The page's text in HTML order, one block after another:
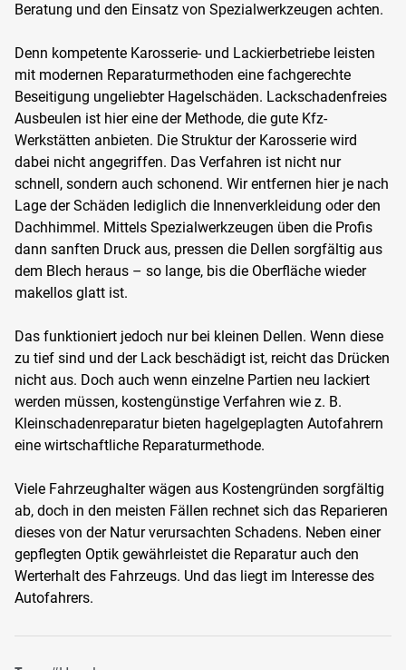
Beratung und den Einsatz von Spezialwerkzeugen achten.
Denn kompetente Karosserie- und Lackierbetriebe leisten
mit modernen Reparaturmethoden eine fachgerechte
Beseitigung ungeliebter Hagelschäden. Lackschadenfreies
Ausbeulen ist hier eine der Methode, die gute Kfz-
Werkstätten anbieten. Die Struktur der Karosserie wird
dabei nicht angegriffen. Das Verfahren ist nicht nur
schnell, sondern auch schonend. Wir entfernen hier je nach
Lage der Schäden lediglich die Innenverkleidung oder den
Dachhimmel. Mittels Spezialwerkzeugen üben die Profis
dann sanften Druck aus, pressen die Dellen sorgfältig aus
dem Blech heraus – so lange, bis die Oberfläche wieder
makellos glatt ist.
Das funktioniert jedoch nur bei kleinen Dellen. Wenn diese
zu tief sind und der Lack beschädigt ist, reicht das Drücken
nicht aus. Doch auch wenn einzelne Partien neu lackiert
werden müssen, kostengünstige Verfahren wie z. B.
Kleinschadenreparatur bieten hagelgeplagten Autofahrern
eine wirtschaftliche Reparaturmethode.
Viele Fahrzeughalter wägen aus Kostengründen sorgfältig
ab, doch in den meisten Fällen rechnet sich das Reparieren
dieses von der Natur verursachten Schadens. Neben einer
gepflegten Optik gewährleistet die Reparatur auch den
Werterhalt des Fahrzeugs. Und das liegt im Interesse des
Autofahrers.